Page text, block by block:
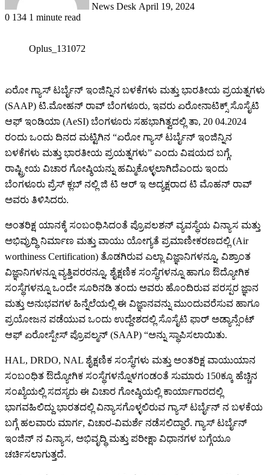
News Desk April 19, 2024
0 134 1 minute read
Oplus_131072
ಏರೋ ಗ್ಯಾಸ್ ಟರ್ಬೈನ್ ಇಂಜಿನ್ನಿನ ಬಳಕೆಗಳು ಮತ್ತು ಭಾರತೀಯ ಪ್ರಯತ್ನಗಳು
(SAAP) ಟಿ.ಮೋಹನ್ ರಾವ್ ಬೆಂಗಳೂರು, ಇವರು ಏರೋನಾಟಿಕ್ಸ್ ಸೊಸೈಟಿ
ಆಫ್ ಇಂಡಿಯಾ (AeSI) ಬೆಂಗಳೂರು ಸಹಭಾಗಿತ್ವದಲ್ಲಿ ತಾ, 20 04.2024
ರಂದು ಒಂದು ದಿನದ ಮಟ್ಟಿಗಿನ “ಏರೋ ಗ್ಯಾಸ್ ಟರ್ಬೈನ್ ಇಂಜಿನ್ನಿನ
ಬಳಕೆಗಳು ಮತ್ತು ಭಾರತೀಯ ಪ್ರಯತ್ನಗಳು” ಎಂದು ವಿಷಯದ ಬಗ್ಗೆ,
ರಾಷ್ಟ್ರೀಯ ವಿಚಾರ ಗೋಷ್ಠಿಯನ್ನು ಹಮ್ಮಿಕೊಳ್ಳಲಾಗಿದೆಎಂದು ಇಂದು
ಬೆಂಗಳೂರು ಪ್ರೆಸ್ ಕ್ಲಬ್ ನಲ್ಲಿ ಜಿ ಟಿ ಆರ್ ಇ ಅದ್ಯಕ್ಷರಾದ ಟಿ ಮೊಹನ್ ರಾವ್
ಅವರು ತಿಳಿಸಿದರು.
ಅಂತರಿಕ್ಷ ಯಾನಕ್ಕೆ ಸಂಬಂಧಿಸಿದಂತೆ ಪ್ರೊಪಲಶನ್ ವ್ಯವಸ್ಥೆಯ ವಿನ್ಯಾಸ ಮತ್ತು
ಅಭಿವ್ರುದ್ಧಿ ನಿರ್ಮಾಣ ಮತ್ತು ವಾಯು ಯೋಗ್ಯತೆ ಪ್ರಮಾಣೀಕರಣದಲ್ಲಿ (Air
worthiness Certification) ತೊಡಗಿರುವ ಎಲ್ಲಾ ವಿಜ್ಞಾನಿಗಳನ್ನೂ, ವಿಶ್ರಾಂತ
ವಿಜ್ಞಾನಿಗಳನ್ನೂ ವ್ಯತ್ತಿಪರರನ್ನೂ, ಶೈಕ್ಷಣಿಕ ಸಂಸ್ಥೆಗಳನ್ನೂ ಹಾಗೂ ಔದ್ಯೋಗಿಕ
ಸಂಸ್ಥೆಗಳನ್ನೂ ಒಂದೇ ಸೂರಿನಡಿ ತಂದು ಅವರು ಹೊಂದಿರುವ ಪರಸ್ಪರ ಜ್ಞಾನ
ಮತ್ತು ಅನುಭವಗಳ ಹಿನ್ನೆಲೆಯಲ್ಲಿ ಈ ವಿಜ್ಞಾನವನ್ನು ಮುಂದುವರೆಸುವ ಹಾಗೂ
ಪ್ರಯೋಜನ ಪಡೆಯುವ ಒಂದು ಉದ್ದೇಶದಲ್ಲಿ ಸೊಸೈಟಿ ಫಾರ್ ಅಡ್ಯಾನ್ಸೆಂಟ್
ಆಫ್ ಏರೋಸ್ಪೇಸ್ ಪ್ರೊಪಲ್ಮನ್ (SAAP) “ಅನ್ನು ಸ್ಥಾಪಿಸಲಾಯಿತು.
HAL, DRDO, NAL ಶೈಕ್ಷಣಿಕ ಸಂಸ್ಥೆಗಳು ಮತ್ತು ಅಂತರಿಕ್ಷ ವಾಯುಯಾನ
ಸಂಬಂಧಿತ ಔದ್ಯೋಗಿಕ ಸಂಸ್ಥೆಗಳನ್ನೊಳಗಂಡಂತೆ ಸುಮಾರು 150ಕ್ಕೂ ಹೆಚ್ಚಿನ
ಸಂಖ್ಯೆಯಲ್ಲಿ ಸದಸ್ಯರು ಈ ವಿಚಾರ ಗೋಷ್ಠಿಯಲ್ಲಿ ಕಾರ್ಯಾಗಾರದಲ್ಲಿ
ಭಾಗವಹಿಲಿದ್ದು ಭಾರತದಲ್ಲಿ ವಿನ್ಯಾಸಗೊಳ್ಳಲಿರುವ ಗ್ಯಾಸ್ ಟರ್ಬೈನ್ ನ ಬಳಕೆಯ
ಬಗ್ಗೆ ಹಲವಾರು ಮಾರ್ಗ, ವಿಚಾರ-ವಿಮರ್ಶೆ ನಡೆಸಲಿದ್ದಾರೆ. ಗ್ಯಾಸ್ ಟರ್ಬೈನ್
ಇಂಜಿನ್ ನ ವಿನ್ಯಾಸ, ಅಭಿವೃದ್ಧಿ ಮತ್ತು ಪರೀಕ್ಷಾ ವಿಧಾನಗಳ ಬಗ್ಗೆಯೂ
ಚರ್ಚಿಸಲಾಗುತ್ತದೆ.